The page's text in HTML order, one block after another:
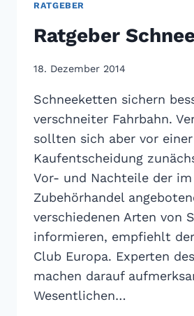
RATGEBER
Ratgeber
18. Dezember 2014
Schneeketten sichern
verschneiter Fahrbahn.
sollten sich aber vor einer
Kaufentscheidung
Vor- und Nachteile der im
Zubehörhandel
verschiedenen Arten von
informieren, empfiehlt
Club Europa. Experten
machen darauf
Wesentlichen…